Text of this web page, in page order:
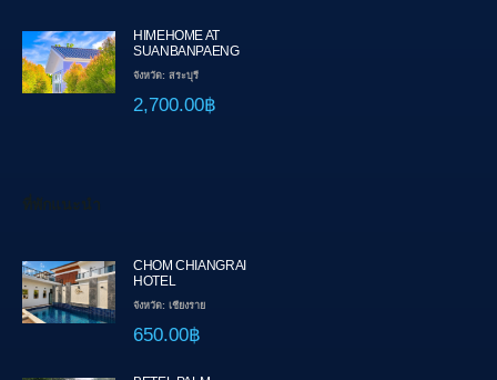
HIMEHOME AT
SUANBANPAENG
จังหวัด: สระบุรี
2,700.00฿
ที่พักแนะนำ
CHOM CHIANGRAI
HOTEL
จังหวัด: เชียงราย
650.00฿